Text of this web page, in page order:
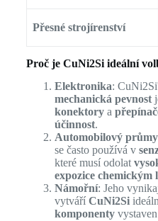
Přesné strojírenství
Proč je CuNi2Si ideální
Elektronika:
mechanická pevnost
konektorya
účinnost.
Automobilový
se často používá v
které musí odolat
expozice chemickým
Námořní: Jeho
vytváří CuNi2Si
komponentyvystaven